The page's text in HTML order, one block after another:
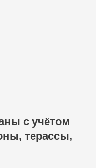
с учётом
терассы,